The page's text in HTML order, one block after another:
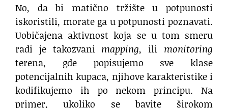
No, da bi matično tržište u potpunosti
iskoristili, morate ga u potpunosti poznavati.
Uobičajena aktivnost koja se u tom smeru
radi je takozvani mapping, ili monitoring
terena, gde popisujemo sve klase
potencijalnih kupaca, njihove karakteristike i
kodifikujemo ih po nekom principu. Na
primer, ukoliko se bavite širokom